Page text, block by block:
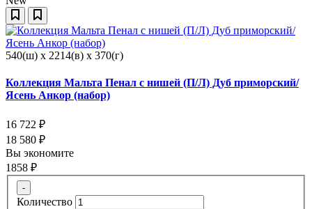
540(ш) x 2214(в) x 370(г)
Коллекция Мальта Пенал с нишей (П/Л) Дуб приморский/
Ясень Анкор (набор)
16 722 ₽
18 580 ₽
Вы экономите
1858 ₽
-
Количество